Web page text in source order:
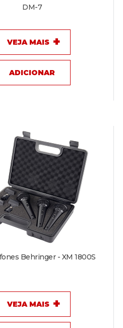
DM-7
VEJA MAIS
ADICIONAR
Behringer - XM 1800S
VEJA MAIS